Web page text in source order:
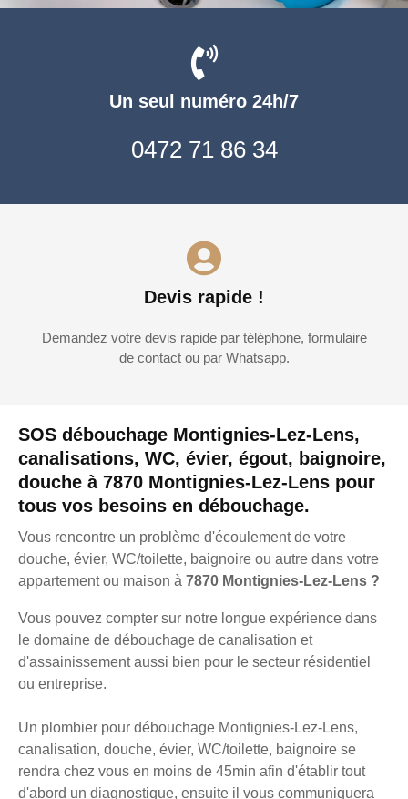
SOS débouchage Montignies-Lez-Lens,
canalisations, WC, évier, égout, baignoire,
douche à 7870 Montignies-Lez-Lens pour
tous vos besoins en débouchage.
Vous rencontre un problème d'écoulement de votre
douche, évier, WC/toilette, baignoire ou autre dans votre
appartement ou maison à 7870 Montignies-Lez-Lens ?
Vous pouvez compter sur notre longue expérience dans
le domaine de débouchage de canalisation et
d'assainissement aussi bien pour le secteur résidentiel
ou entreprise.
Un plombier pour débouchage Montignies-Lez-Lens,
canalisation, douche, évier, WC/toilette, baignoire se
rendra chez vous en moins de 45min afin d'établir tout
d'abord un diagnostique, ensuite il vous communiquera
Un seul numéro 24h/7
0472 71 86 34
Devis rapide !
Demandez votre devis rapide par téléphone, formulaire
de contact ou par Whatsapp.